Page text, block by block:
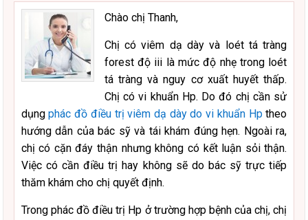
Chào chị Thanh,
Chị có viêm dạ dày và loét tá tràng
forest độ iii là mức độ nhẹ trong loét
tá tràng và nguy cơ xuất huyết thấp.
Chị có vi khuẩn Hp. Do đó chị cần sử
dụngphác đồ điều trị viêm dạ dày do vi khuẩn Hptheo
hướng dẫn của bác sỹ và tái khám đúng hẹn. Ngoài ra,
chị có cặn đáy thận nhưng không có kết luận sỏi thận.
Việc có cần điều trị hay không sẽ do bác sỹ trực tiếp
thăm khám cho chị quyết định.
Trong phác đồ điều trị Hp ở trường hợp bệnh của chị, chị